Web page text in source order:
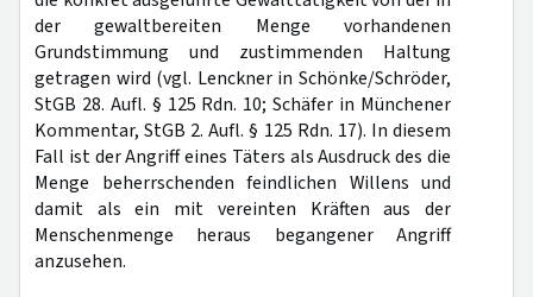
der gewaltbereiten Menge vorhandenen
Grundstimmung und zustimmenden Haltung
getragen wird (vgl. Lenckner in Schönke/Schröder,
StGB 28. Aufl. § 125 Rdn. 10; Schäfer in Münchener
Kommentar, StGB 2. Aufl. § 125 Rdn. 17). In diesem
Fall ist der Angriff eines Täters als Ausdruck des die
Menge beherrschenden feindlichen Willens und
damit als ein mit vereinten Kräften aus der
Menschenmenge heraus begangener Angriff
anzusehen.